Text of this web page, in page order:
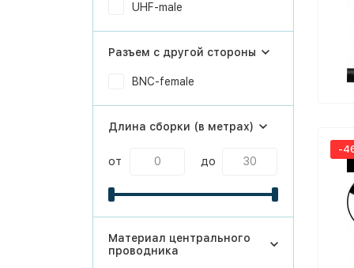
-
UHF-male
Разъем с другой стороны
BNC-female
Длина сборки (в метрах)
от до
Материал центрального
проводника